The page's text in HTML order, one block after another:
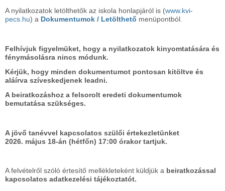
A nyilatkozatok letölthetők az iskola honlapjáról is (www.kvi-
pecs.hu) a Dokumentumok / Letölthető menüpontból.
Felhívjuk figyelmüket, hogy a nyilatkozatok kinyomtatására és
fénymásolásra nincs módunk.
Kérjük, hogy minden dokumentumot pontosan kitöltve és
aláírva szíveskedjenek leadni.
A beiratkozáshoz a felsorolt eredeti dokumentumok
bemutatása szükséges.
A jövő tanévvel kapcsolatos szülői értekezletünket
2026. május 18-án (hétfőn) 17:00 órakor tartjuk.
A felvételről szóló értesítő mellékleteként küldjük a beiratkozással
kapcsolatos adatkezelési tájékoztatót.